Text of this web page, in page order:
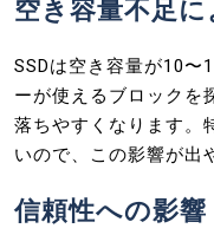
空き容量不足
SSDは空き容量が10〜
ーが使えるブロックを
落ちやすくなります。
いので、この影響が出
信頼性への影響